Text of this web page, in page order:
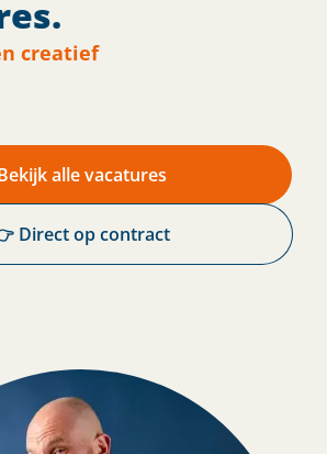
creatief
alle vacatures
Direct op contract